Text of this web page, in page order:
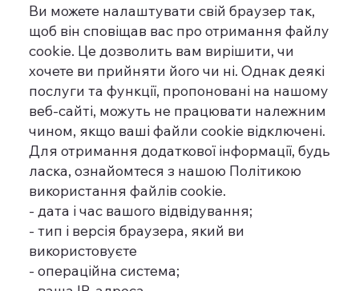
Ви можете налаштувати свій браузер так,
щоб він сповіщав вас про отримання файлу
cookie. Це дозволить вам вирішити, чи
хочете ви прийняти його чи ні. Однак деякі
послуги та функції, пропоновані на нашому
веб-сайті, можуть не працювати належним
чином, якщо ваші файли cookie відключені.
Для отримання додаткової інформації, будь
ласка, ознайомтеся з нашою Політикою
використання файлів cookie.
- дата і час вашого відвідування;
- тип і версія браузера, який ви
використовуєте
- операційна система;